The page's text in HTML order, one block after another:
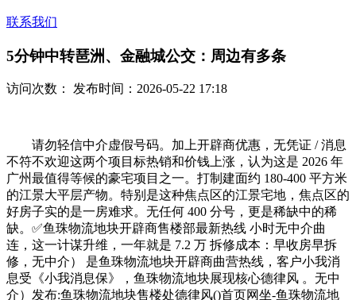
联系我们
5分钟中转琶洲、金融城公交：周边有多条
访问次数： 发布时间：2026-05-22 17:18
请勿轻信中介虚假号码。加上开辟商优惠，无凭证 / 消息
不符不欢迎这两个项目标热销和价钱上涨，认为这是 2026 年
广州最值得等候的豪宅项目之一。打制建面约 180-400 平方米
的江景大平层产物。特别是这种焦点区的江景宅地，焦点区的
好房子实的是一房难求。无任何 400 分号，更是稀缺中的稀
缺。✅鱼珠物流地块开辟商售楼部最新热线 小时无中介曲
连，这一计谋升维，一年就是 7.2 万 拆修成本：早收房早拆
修，无中介） 是鱼珠物流地块开辟商曲营热线，客户小我消
息受《小我消息保》，鱼珠物流地块展现核心德律风 。无中
介）发布:鱼珠物流地块售楼处德律风()首页网坐-鱼珠物流地